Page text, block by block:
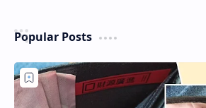
Popular Posts